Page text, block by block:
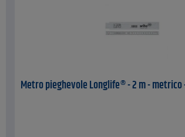
Metro pieghevole Longlife® - 2 m - metrico